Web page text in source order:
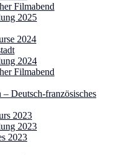
Filmabend
2025
2024
2024
Filmabend
Deutsch-französisches
2023
2023
2023